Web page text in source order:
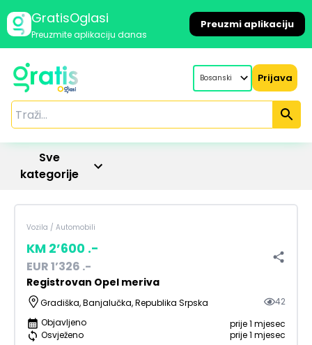
GratisOglasi
Preuzmite aplikaciju danas
Preuzmi aplikaciju
Bosanski Prijava
Sve
kategorije
Vozila / Automobili
KM 2’600 .-
EUR1’326 .-
Registrovan Opel meriva
Gradiška, Banjalučka, Republika Srpska
42
Objavljeno
Osvježeno
prije 1 mjesec
prije 1 mjesec